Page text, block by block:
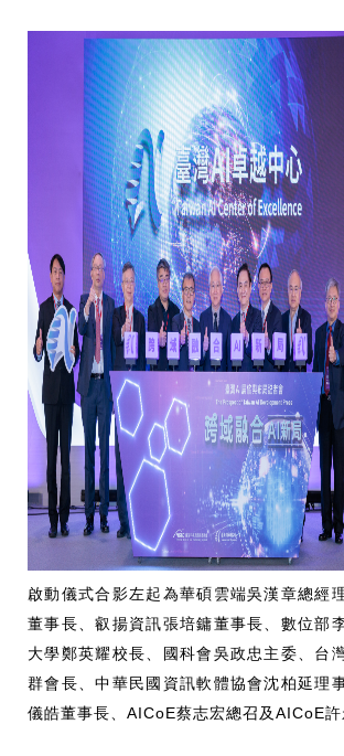
啟動儀式合影左起為華碩雲端吳漢章總經
董事長、叡揚資訊張培鏞董事長、數位部
大學鄭英耀校長、國科會吳政忠主委、台
群會長、中華民國資訊軟體協會沈柏延理
儀皓董事長、AICoE蔡志宏總召及AICoE許